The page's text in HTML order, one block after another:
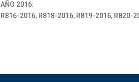
AÑO 2016:
R816-2016, R818-2016, R819-2016, R820-